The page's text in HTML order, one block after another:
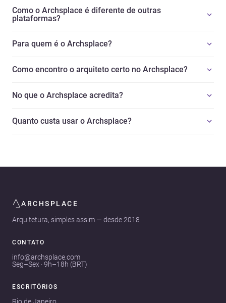
Como o Archsplace é diferente de outras
plataformas?
Para quem é o Archsplace?
Como encontro o arquiteto certo no Archsplace?
No que o Archsplace acredita?
Quanto custa usar o Archsplace?
ARCHSPLACE
Arquitetura, simples assim — desde 2018
CONTATO
info@archsplace.com
Seg–Sex · 9h–18h (BRT)
ESCRITÓRIOS